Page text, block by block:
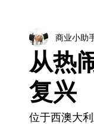
从热
复兴
商业小助
位于西澳大